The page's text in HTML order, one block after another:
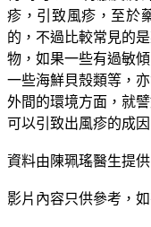
疹，引致風疹，至於
的，不過比較常見的
物，如果一些有過敏
一些海鮮貝殼類等，
外間的環境方面，就
可以引致出風疹的成因
資料由陳珮瑤醫生提供
影片內容只供參考，